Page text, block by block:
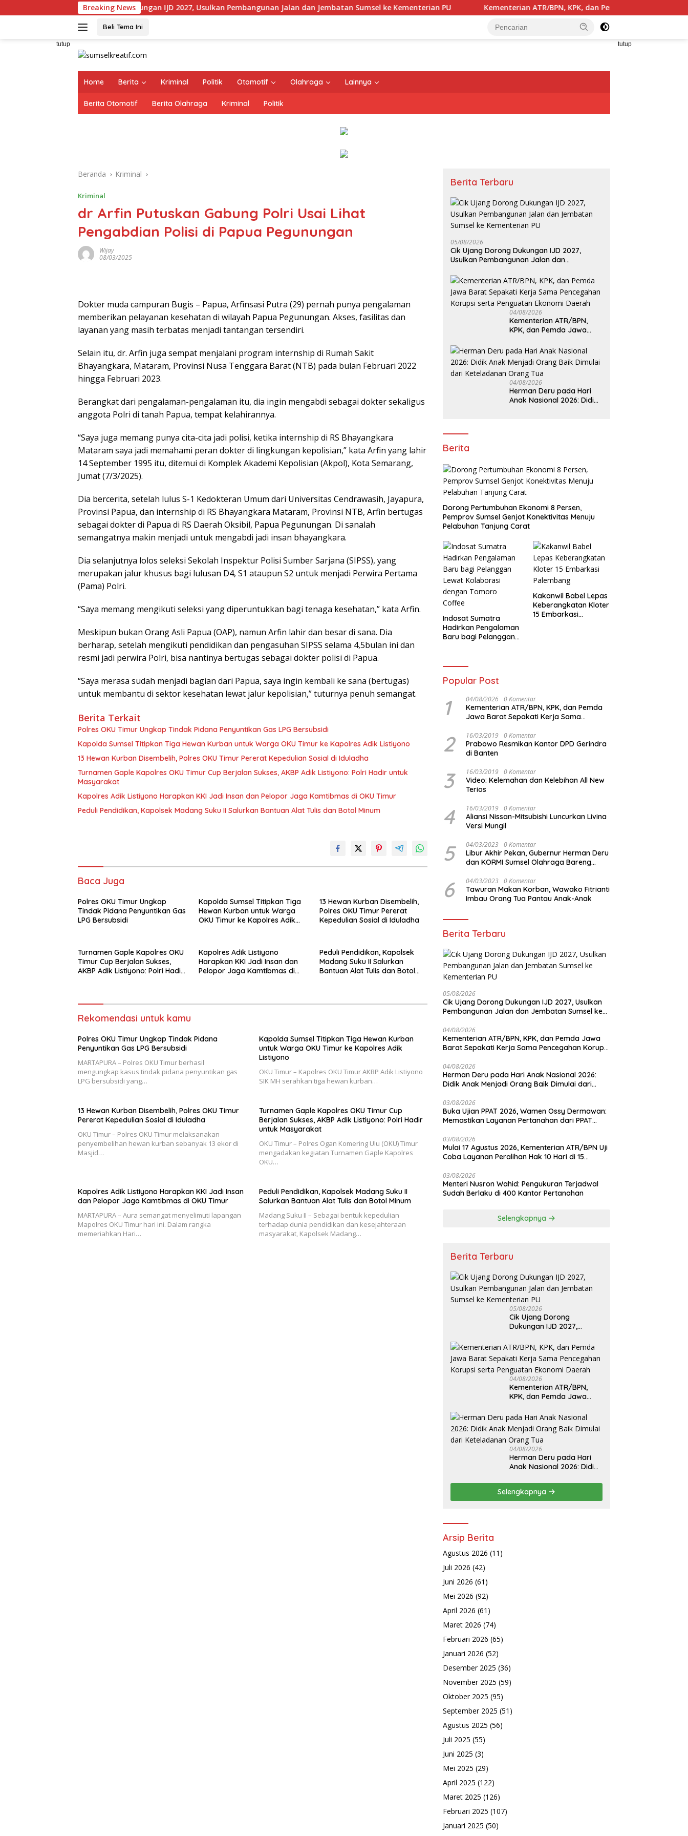
ke
Breaking News
Ujang Dorong Dukungan IJD 2027, Usulkan Pembangunan Jalan dan Jembatan Sumsel ke Kementerian PU Kementerian ATR/BPN, KPK, dan Pemda Jawa Barat Sepakati Kerja Sama
Beli Tema Ini
tutup tutup
Home Berita Kriminal Politik Otomotif Olahraga Lainnya
Berita Otomotif Berita Olahraga Kriminal Politik
Beranda Kriminal
Kriminal
dr Arfin Putuskan Gabung Polri Usai Lihat
Pengabdian Polisi di Papua Pegunungan
Wijay
08/03/2025
Dokter muda campuran Bugis – Papua, Arfinsasi Putra (29) pernah punya pengalaman
memberikan pelayanan kesehatan di wilayah Papua Pegunungan. Akses, fasilitas dan
layanan yang masih terbatas menjadi tantangan tersendiri.
Selain itu, dr. Arfin juga sempat menjalani program internship di Rumah Sakit
Bhayangkara, Mataram, Provinsi Nusa Tenggara Barat (NTB) pada bulan Februari 2022
hingga Februari 2023.
Berangkat dari pengalaman-pengalaman itu, dia ingin mengabdi sebagai dokter sekaligus
anggota Polri di tanah Papua, tempat kelahirannya.
“Saya juga memang punya cita-cita jadi polisi, ketika internship di RS Bhayangkara
Mataram saya jadi memahami peran dokter di lingkungan kepolisian,” kata Arfin yang lahir
14 September 1995 itu, ditemui di Komplek Akademi Kepolisian (Akpol), Kota Semarang,
Jumat (7/3/2025).
Dia bercerita, setelah lulus S-1 Kedokteran Umum dari Universitas Cendrawasih, Jayapura,
Provinsi Papua, dan internship di RS Bhayangkara Mataram, Provinsi NTB, Arfin bertugas
sebagai dokter di Papua di RS Daerah Oksibil, Papua Pegunungan. Di sanalah
semangatnya makin menjadi untuk mengabdi jadi insan bhayangkara.
Dia selanjutnya lolos seleksi Sekolah Inspektur Polisi Sumber Sarjana (SIPSS), yang
merupakan jalur khusus bagi lulusan D4, S1 ataupun S2 untuk menjadi Perwira Pertama
(Pama) Polri.
“Saya memang mengikuti seleksi yang diperuntukkan bagi tenaga kesehatan,” kata Arfin.
Meskipun bukan Orang Asli Papua (OAP), namun Arfin lahir dan besar di sana. Dia
berharap, setelah mengikuti pendidikan dan pengasuhan SIPSS selama 4,5bulan ini dan
resmi jadi perwira Polri, bisa nantinya bertugas sebagai dokter polisi di Papua.
“Saya merasa sudah menjadi bagian dari Papua, saya ingin kembali ke sana (bertugas)
untuk membantu di sektor kesehatan lewat jalur kepolisian,” tuturnya penuh semangat.
Berita Terkait
Polres OKU Timur Ungkap Tindak Pidana Penyuntikan Gas LPG Bersubsidi
Kapolda Sumsel Titipkan Tiga Hewan Kurban untuk Warga OKU Timur ke Kapolres Adik Listiyono
13 Hewan Kurban Disembelih, Polres OKU Timur Pererat Kepedulian Sosial di Iduladha
Turnamen Gaple Kapolres OKU Timur Cup Berjalan Sukses, AKBP Adik Listiyono: Polri Hadir untuk
Masyarakat
Kapolres Adik Listiyono Harapkan KKI Jadi Insan dan Pelopor Jaga Kamtibmas di OKU Timur
Peduli Pendidikan, Kapolsek Madang Suku II Salurkan Bantuan Alat Tulis dan Botol Minum
Baca Juga
Polres OKU Timur Ungkap
Tindak Pidana Penyuntikan Gas
LPG Bersubsidi
Kapolda Sumsel Titipkan Tiga
Hewan Kurban untuk Warga
OKU Timur ke Kapolres Adik
13 Hewan Kurban Disembelih,
Polres OKU Timur Pererat
Kepedulian Sosial di Iduladha
Turnamen Gaple Kapolres OKU
Timur Cup Berjalan Sukses,
AKBP Adik Listiyono: Polri Hadir
Kapolres Adik Listiyono
Harapkan KKI Jadi Insan dan
Pelopor Jaga Kamtibmas di
Peduli Pendidikan, Kapolsek
Madang Suku II Salurkan
Bantuan Alat Tulis dan Botol
Rekomendasi untuk kamu
Polres OKU Timur Ungkap Tindak Pidana
Penyuntikan Gas LPG Bersubsidi
MARTAPURA – Polres OKU Timur berhasil
mengungkap kasus tindak pidana penyuntikan gas
LPG bersubsidi yang…
Kapolda Sumsel Titipkan Tiga Hewan Kurban
untuk Warga OKU Timur ke Kapolres Adik
Listiyono
OKU Timur – Kapolres OKU Timur AKBP Adik Listiyono
SIK MH serahkan tiga hewan kurban…
13 Hewan Kurban Disembelih, Polres OKU Timur
Pererat Kepedulian Sosial di Iduladha
OKU Timur – Polres OKU Timur melaksanakan
penyembelihan hewan kurban sebanyak 13 ekor di
Masjid…
Turnamen Gaple Kapolres OKU Timur Cup
Berjalan Sukses, AKBP Adik Listiyono: Polri Hadir
untuk Masyarakat
OKU Timur – Polres Ogan Komering Ulu (OKU) Timur
mengadakan kegiatan Turnamen Gaple Kapolres
OKU…
Kapolres Adik Listiyono Harapkan KKI Jadi Insan
dan Pelopor Jaga Kamtibmas di OKU Timur
MARTAPURA – Aura semangat menyelimuti lapangan
Mapolres OKU Timur hari ini. Dalam rangka
memeriahkan Hari…
Peduli Pendidikan, Kapolsek Madang Suku II
Salurkan Bantuan Alat Tulis dan Botol Minum
Madang Suku II – Sebagai bentuk kepedulian
terhadap dunia pendidikan dan kesejahteraan
masyarakat, Kapolsek Madang…
Berita Terbaru
05/08/2026
Cik Ujang Dorong Dukungan IJD 2027,
Usulkan Pembangunan Jalan dan
04/08/2026
Kementerian ATR/BPN,
KPK, dan Pemda Jawa
Sama Pencegahan Korupsi
serta Penguatan Ekonomi
Daerah
04/08/2026
Herman Deru pada Hari
Anak Nasional 2026: Didik
Berita
Dorong Pertumbuhan Ekonomi 8 Persen,
Pemprov Sumsel Genjot Konektivitas Menuju
Pelabuhan Tanjung Carat
Indosat Sumatra
Hadirkan Pengalaman
Baru bagi Pelanggan
Coffee
Kakanwil Babel Lepas
Keberangkatan Kloter
15 Embarkasi
Popular Post
1 04/08/2026 0 Komentar
Kementerian ATR/BPN, KPK, dan Pemda
Jawa Barat Sepakati Kerja Sama
Ekonomi Daerah
2 16/03/2019 0 Komentar
Prabowo Resmikan Kantor DPD Gerindra
di Banten
3 16/03/2019 0 Komentar
Video: Kelemahan dan Kelebihan All New
Terios
4 16/03/2019 0 Komentar
Aliansi Nissan-Mitsubishi Luncurkan Livina
Versi Mungil
5 04/03/2023 0 Komentar
Libur Akhir Pekan, Gubernur Herman Deru
dan KORMI Sumsel Olahraga Bareng
6 04/03/2023 0 Komentar
Tawuran Makan Korban, Wawako Fitrianti
Imbau Orang Tua Pantau Anak-Anak
Berita Terbaru
05/08/2026
Cik Ujang Dorong Dukungan IJD 2027, Usulkan
Pembangunan Jalan dan Jembatan Sumsel ke
04/08/2026
Kementerian ATR/BPN, KPK, dan Pemda Jawa
Barat Sepakati Kerja Sama Pencegahan Korupsi
04/08/2026
Herman Deru pada Hari Anak Nasional 2026:
Didik Anak Menjadi Orang Baik Dimulai dari
03/08/2026
Buka Ujian PPAT 2026, Wamen Ossy Dermawan:
Memastikan Layanan Pertanahan dari PPAT
03/08/2026
Mulai 17 Agustus 2026, Kementerian ATR/BPN Uji
Coba Layanan Peralihan Hak 10 Hari di 15
03/08/2026
Menteri Nusron Wahid: Pengukuran Terjadwal
Sudah Berlaku di 400 Kantor Pertanahan
Selengkapnya
Berita Terbaru
05/08/2026
Cik Ujang Dorong
Dukungan IJD 2027,
Jalan dan Jembatan
Sumsel ke Kementerian PU
04/08/2026
Kementerian ATR/BPN,
KPK, dan Pemda Jawa
Sama Pencegahan Korupsi
serta Penguatan Ekonomi
Daerah
04/08/2026
Herman Deru pada Hari
Anak Nasional 2026: Didik
Dimulai dari Keteladanan
Orang Tua
Selengkapnya
Arsip Berita
Agustus 2026 (11)
Juli 2026 (42)
Juni 2026 (61)
Mei 2026 (92)
April 2026 (61)
Maret 2026 (74)
Februari 2026 (65)
Januari 2026 (52)
Desember 2025 (36)
November 2025 (59)
Oktober 2025 (95)
September 2025 (51)
Agustus 2025 (56)
Juli 2025 (55)
Juni 2025 (3)
Mei 2025 (29)
April 2025 (122)
Maret 2025 (126)
Februari 2025 (107)
Januari 2025 (50)